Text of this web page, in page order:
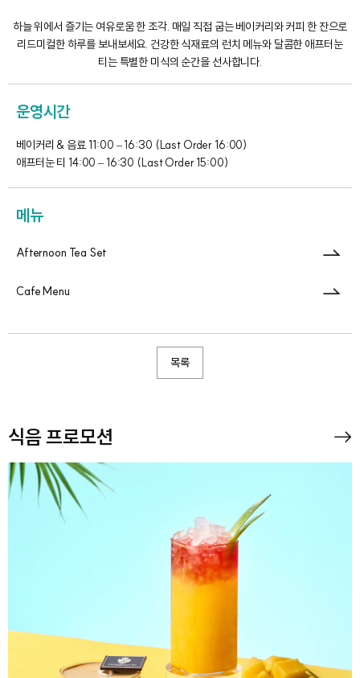
하늘 위에서 즐기는 여유로움 한 조각. 매일 직접 굽는 베이커리와 커피 한 잔으로
리드미컬한 하루를 보내보세요. 건강한 식재료의 런치 메뉴와 달콤한 애프터눈
티는 특별한 미식의 순간을 선사합니다.
운영시간
베이커리 & 음료 11:00 – 16:30 (Last Order 16:00)
애프터눈 티 14:00 – 16:30 (Last Order 15:00)
메뉴
Afternoon Tea Set
Cafe Menu
목록
식음 프로모션